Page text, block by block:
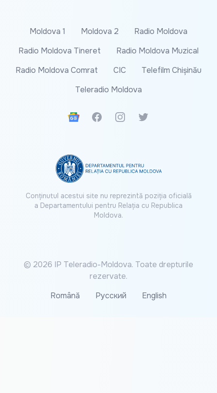
Moldova 1 Moldova 2
Radio Moldova
Radio Moldova Tineret
Radio Moldova Muzical
Radio Moldova Comrat
CIC
Telefilm Chișinău
Teleradio Moldova
Google News
FacebookInstagramTwitter
Conținutul acestui site nu reprezintă poziția oficială
a Departamentului pentru Relația cu Republica
Moldova.
© 2026 IP Teleradio-Moldova. Toate drepturile
rezervate.
Română
Русский English